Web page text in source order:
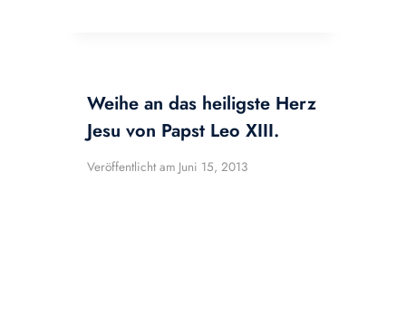
Weihe an das heiligste Herz
Jesu von Papst Leo XIII.
Veröffentlicht am Juni 15, 2013